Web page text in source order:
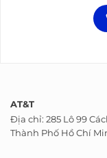
AT&T
Địa chỉ: 285 Lô 99
Thành Phố Hồ Chí